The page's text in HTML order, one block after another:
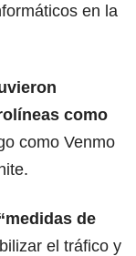
en la
como
como Venmo
de
el tráfico y